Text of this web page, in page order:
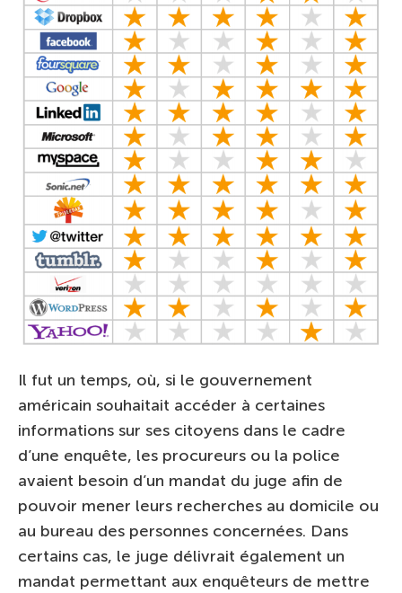
Il fut un temps, où, si le gouvernement
américain souhaitait accéder à certaines
informations sur ses citoyens dans le cadre
d’une enquête, les procureurs ou la police
avaient besoin d’un mandat du juge afin de
pouvoir mener leurs recherches au domicile ou
au bureau des personnes concernées. Dans
certains cas, le juge délivrait également un
mandat permettant aux enquêteurs de mettre